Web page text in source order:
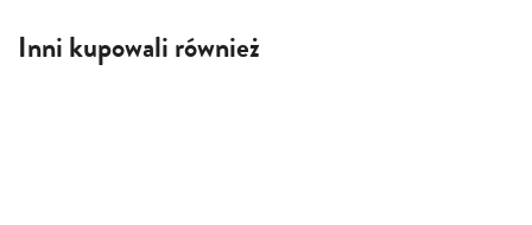
Inni kupowali również